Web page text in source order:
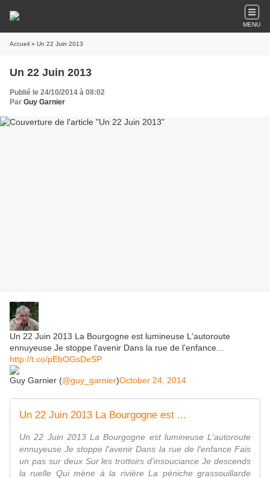
MENU
Accueil » Un 22 Juin 2013
Un 22 Juin 2013
Publié le 24/10/2014 à 08:02
Par Guy Garnier
Un 22 Juin 2013 La Bourgogne est lumineuse L'autoroute
ennuyeuse Je stoppe l'avenir Dans la rue de l'enfance...
http://t.co/pEbOGsDeSP
Guy Garnier (@guy_garnier)October 24, 2014
Un 22 Juin 2013 La Bourgogne est ...
Un 22 Juin 2013 La Bourgogne est lumineuse L'autoroute
ennuyeuse Je stoppe l'avenir Dans la rue de l'enfance Fais
un pas sur deux Sur les trottoirs d'insouciance Je descends
la ruelle Qui mène à la rivière La péniche grassouillarde